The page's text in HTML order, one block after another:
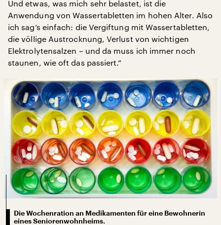
Und etwas, was mich sehr belastet, ist die
Anwendung von Wassertabletten im hohen Alter. Also
ich sag‘s einfach: die Vergiftung mit Wassertabletten,
die völlige Austrocknung, Verlust von wichtigen
Elektrolytensalzen – und da muss ich immer noch
staunen, wie oft das passiert.“
Die Wochenration an Medikamenten für eine Bewohnerin
eines Seniorenwohnheims.